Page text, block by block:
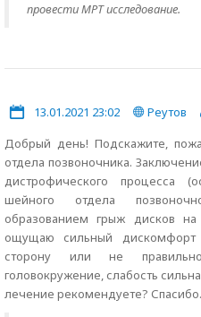
провести МРТ исследование.
13.01.2021 23:02 Реутов
Добрый день! Подскажите,
отдела позвоночника.
дистрофического процесса
шейного отдела
образованием грыж дисков
ощущаю сильный
сторону или не
головокружение, слабость
лечение рекомендуете? Спасибо.